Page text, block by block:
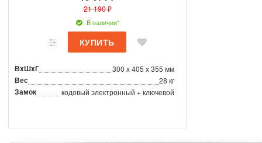
21 190 ₽
В наличии*
ВxШxГ 300 x 405 x 355 мм
Вес 28 кг
Замок кодовый электронный + ключевой